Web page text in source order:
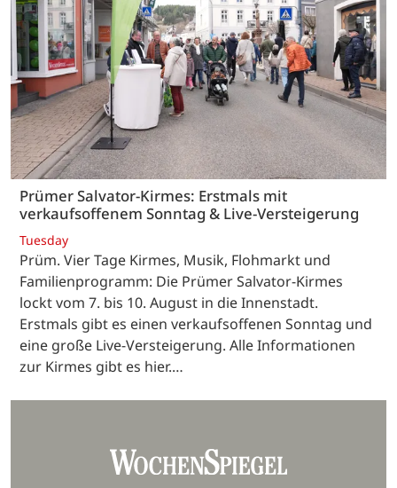
Prümer Salvator-Kirmes: Erstmals mit
verkaufsoffenem Sonntag & Live-Versteigerung
Tuesday
Prüm. Vier Tage Kirmes, Musik, Flohmarkt und
Familienprogramm: Die Prümer Salvator-Kirmes
lockt vom 7. bis 10. August in die Innenstadt.
Erstmals gibt es einen verkaufsoffenen Sonntag und
eine große Live-Versteigerung. Alle Informationen
zur Kirmes gibt es hier.…